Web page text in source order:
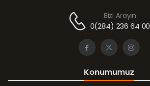
Bizi Arayın
0(284) 236 64 00
Konumumuz